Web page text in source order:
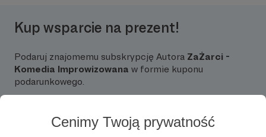
Cenimy Twoją prywatność
Kup wsparcie na prezent!
Podaruj znajomemu subskrypcję Autora ZaŻarci -
Komedia Improwizowana w formie kuponu
podarunkowego.